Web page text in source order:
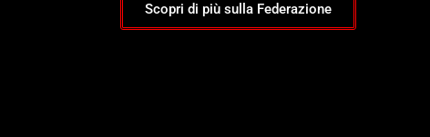
Scopri di più sulla Federazione